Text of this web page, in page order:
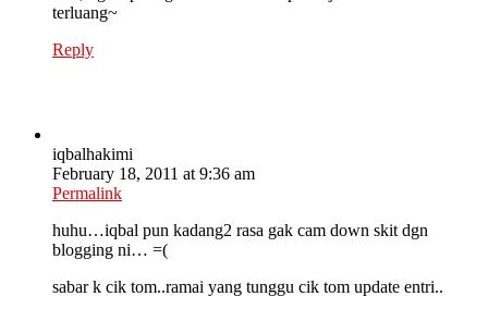
terluang~
Reply
iqbalhakimi
February 18, 2011 at 9:36 am
Permalink
huhu…iqbal pun kadang2 rasa gak cam down skit dgn
blogging ni… =(
sabar k cik tom..ramai yang tunggu cik tom update entri..